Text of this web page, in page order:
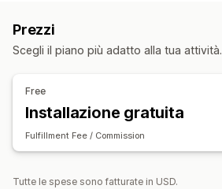
Stampa all over
Opzioni di spedizione
Spedizione multipla
Monitoraggio degli ordini
Prezzi
Scegli il piano più adatto alla tua attività.
Free
Installazione gratuita
Fulfillment Fee / Commission
Tutte le spese sono fatturate in USD.